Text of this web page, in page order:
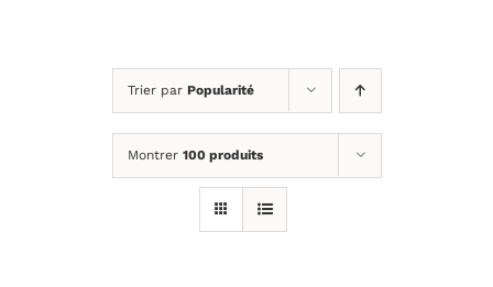
Trier par Popularité
Montrer 100 produits